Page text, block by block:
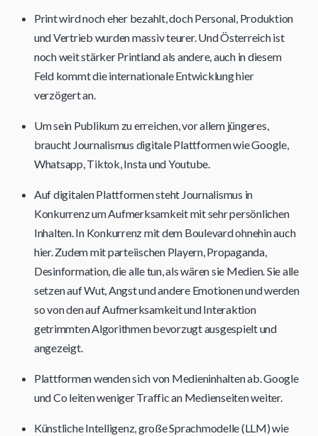
Print wird noch eher bezahlt, doch Personal, Produktion
und Vertrieb wurden massiv teurer. Und Österreich ist
noch weit stärker Printland als andere, auch in diesem
Feld kommt die internationale Entwicklung hier
verzögert an.
Um sein Publikum zu erreichen, vor allem jüngeres,
braucht Journalismus digitale Plattformen wie Google,
Whatsapp, Tiktok, Insta und Youtube.
Auf digitalen Plattformen steht Journalismus in
Konkurrenz um Aufmerksamkeit mit sehr persönlichen
Inhalten. In Konkurrenz mit dem Boulevard ohnehin auch
hier. Zudem mit parteiischen Playern, Propaganda,
Desinformation, die alle tun, als wären sie Medien. Sie alle
setzen auf Wut, Angst und andere Emotionen und werden
so von den auf Aufmerksamkeit und Interaktion
getrimmten Algorithmen bevorzugt ausgespielt und
angezeigt.
Plattformen wenden sich von Medieninhalten ab. Google
und Co leiten weniger Traffic an Medienseiten weiter.
Künstliche Intelligenz, große Sprachmodelle (LLM) wie